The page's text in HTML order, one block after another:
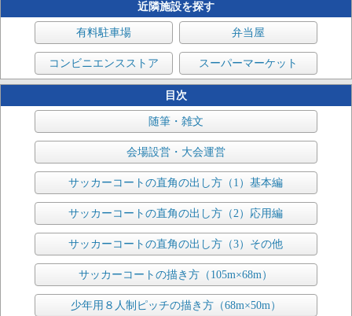
近隣施設を探す
有料駐車場 弁当屋
コンビニエンスストア スーパーマーケット
目次
随筆・雑文
会場設営・大会運営
サッカーコートの直角の出し方（1）基本編
サッカーコートの直角の出し方（2）応用編
サッカーコートの直角の出し方（3）その他
サッカーコートの描き方（105m×68m）
少年用８人制ピッチの描き方（68m×50m）